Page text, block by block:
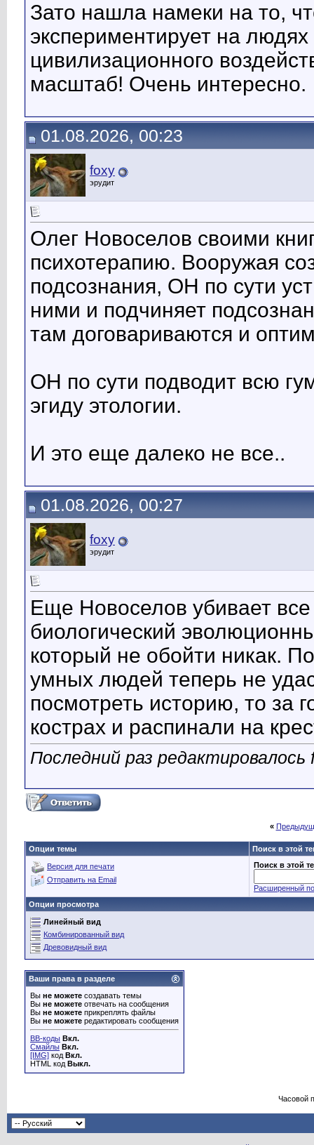
Зато нашла намеки на то,
экспериментирует на людях
цивилизационного
масштаб! Очень интересно.
01.08.2026, 00:23
foxy
эрудит
Олег Новоселов своими
психотерапию. Вооружая
подсознания, ОН по сути
ними и подчиняет
там договариваются и
ОН по сути подводит всю
эгиду этологии.
И это еще далеко не все..
01.08.2026, 00:27
foxy
эрудит
Еще Новоселов убивает
биологический
который не обойти никак.
умных людей теперь не
посмотреть историю, то за
кострах и распинали на
Последний раз
«
Опции темы Поиск в этой
Версия для печати
Отправить на Email
Поиск в этой
Расширенный
Опции просмотра
Линейный вид
Комбинированный вид
Древовидный вид
Ваши права в разделе
Вы не можете создавать темы
Вы не можете отвечать на сообщения
Вы не можете прикреплять файлы
Вы не можете редактировать сообщения
BB-коды Вкл.
Смайлы Вкл.
[IMG] код Вкл.
HTML код Выкл.
Часовой